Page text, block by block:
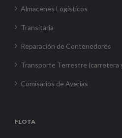
Almacenes Logísticos
Transitaria
Reparación de Contenedores
Transporte Terrestre (carretera
Comisarios de Averías
FLOTA